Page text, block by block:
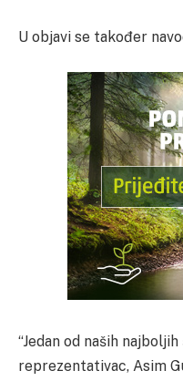
U objavi se također
“Jedan od naših
reprezentativac, Asim